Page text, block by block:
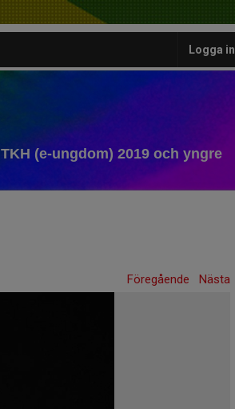
Logga in
TKH (e-ungdom) 2019 och yngre
Föregående Nästa